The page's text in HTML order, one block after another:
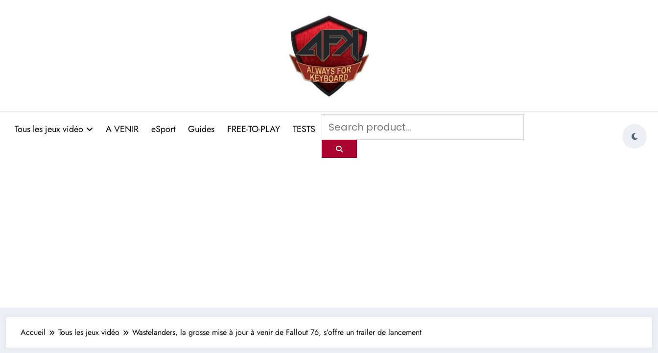
Tous les jeux vidéo A VENIR eSport Guides FREE-TO-PLAY TESTS
Accueil Tous les jeux vidéo Wastelanders, la grosse mise à jour à venir de Fallout 76, s’offre un trailer de lancement